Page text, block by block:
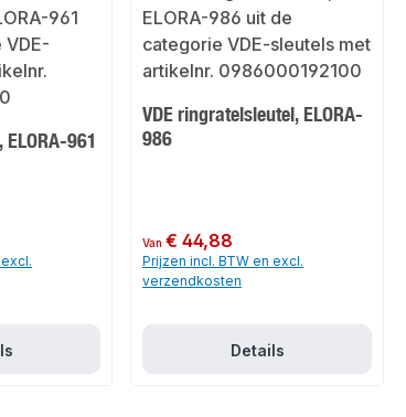
961
VDE ringratelsleutel, ELORA-
986
Normale prijs:
Van€ 44,88
Prijzen incl. BTW en excl.
verzendkosten
Details